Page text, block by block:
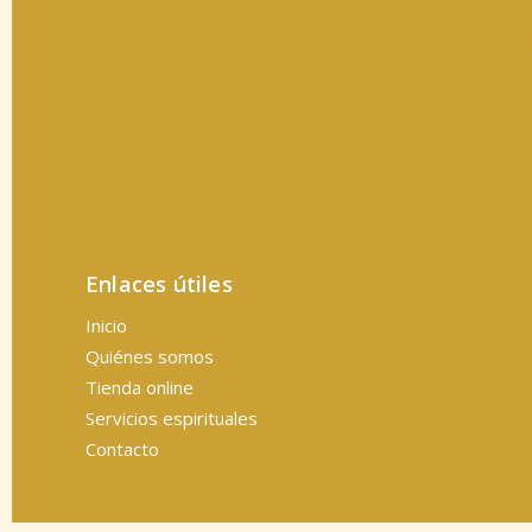
Enlaces útiles
Inicio
Quiénes somos
Tienda online
Servicios espirituales
Contacto